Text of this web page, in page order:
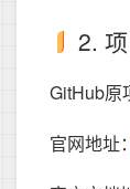
2.
GitHub原
官网地址：